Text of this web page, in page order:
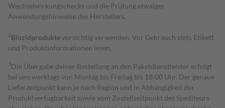
Wechselwirkungschecks und die Prüfung etwaiger
Anwendungshinweise des Herstellers.
2Biozidproduktevorsichtig verwenden. Vor Gebrauch stets Etikett
und Produktinformationen lesen.
3Die Übergabe deiner Bestellung an den Paketdienstleister erfolgt
bei uns werktags von Montag bis Freitag bis 18:00 Uhr. Der genaue
Lieferzeitpunkt kann je nach Region und in Abhängigkeit der
Produktverfügbarkeit sowie vom Zustellzeitpunkt des Spediteurs